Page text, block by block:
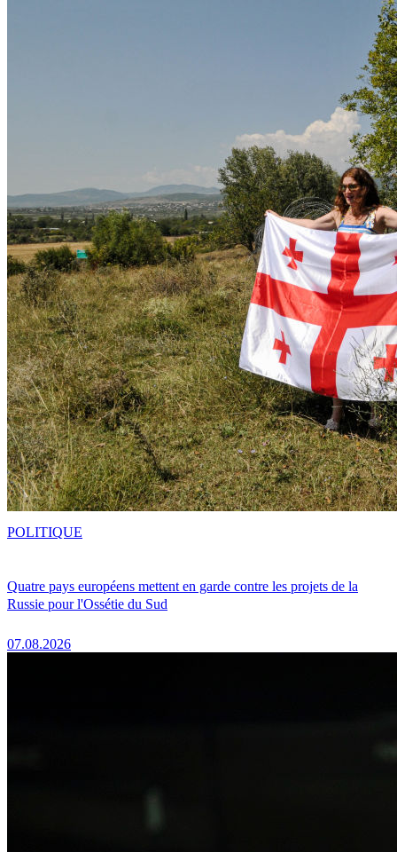
Quatre pays européens mettent en garde contre les projets de la
Russie pour l'Ossétie du Sud
07.08.2026
POLITIQUE